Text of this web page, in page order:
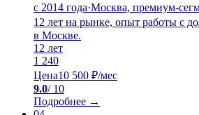
с 2014 года·Москва, премиум-
12 лет на рынке, опыт работы с
в Москве.
12 лет
1 240
Цена10 500 ₽/мес
9.0/ 10
Подробнее →